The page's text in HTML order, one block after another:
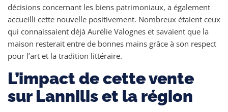
décisions concernant les biens patrimoniaux, a également
accueilli cette nouvelle positivement. Nombreux étaient ceux
qui connaissaient déjà Aurélie Valognes et savaient que la
maison resterait entre de bonnes mains grâce à son respect
pour l’art et la tradition littéraire.
L’impact de cette vente
sur Lannilis et la région